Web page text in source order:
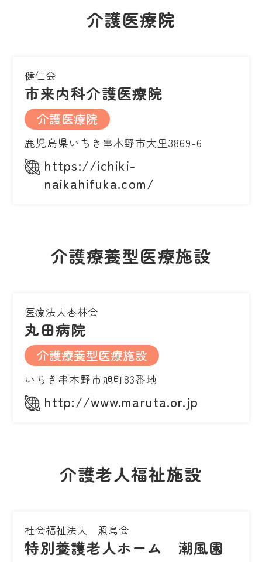
介護医療院
健仁会
市来内科介護医療院
介護医療院
鹿児島県いちき串木野市大里3869-6
https://ichiki-
naikahifuka.com/
介護療養型医療施設
医療法人杏林会
丸田病院
介護療養型医療施設
いちき串木野市旭町83番地
http://www.maruta.or.jp
介護老人福祉施設
社会福祉法人 照島会
特別養護老人ホーム 潮風園